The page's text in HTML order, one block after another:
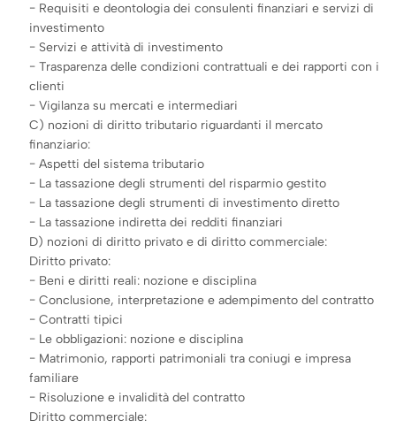
− Requisiti e deontologia dei consulenti finanziari e servizi di
investimento
− Servizi e attività di investimento
− Trasparenza delle condizioni contrattuali e dei rapporti con i
clienti
− Vigilanza su mercati e intermediari
C) nozioni di diritto tributario riguardanti il mercato
finanziario:
− Aspetti del sistema tributario
− La tassazione degli strumenti del risparmio gestito
− La tassazione degli strumenti di investimento diretto
− La tassazione indiretta dei redditi finanziari
D) nozioni di diritto privato e di diritto commerciale:
Diritto privato:
− Beni e diritti reali: nozione e disciplina
− Conclusione, interpretazione e adempimento del contratto
− Contratti tipici
− Le obbligazioni: nozione e disciplina
− Matrimonio, rapporti patrimoniali tra coniugi e impresa
familiare
− Risoluzione e invalidità del contratto
Diritto commerciale: